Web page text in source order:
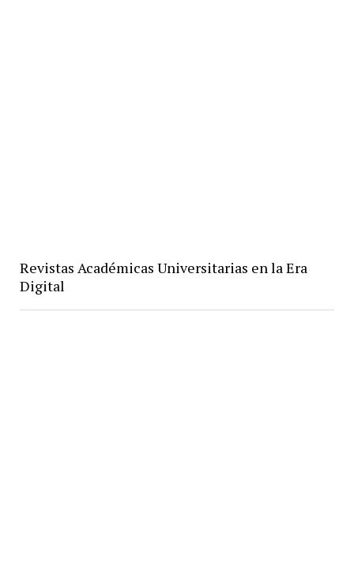
Revistas Académicas Universitarias en la Era
Digital